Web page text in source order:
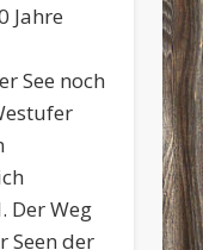
Jahre
See noch
Der Weg
Seen der